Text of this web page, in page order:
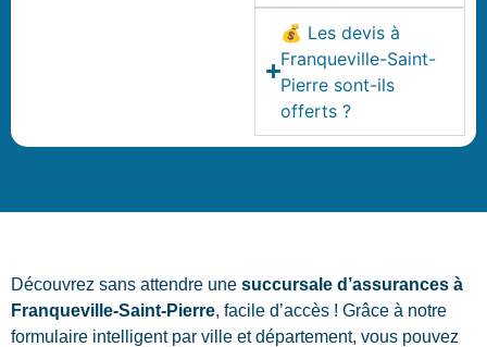
💰 Les devis à
Franqueville-Saint-
Pierre sont-ils
offerts ?
Découvrez sans attendre une succursale d’assurances à
Franqueville-Saint-Pierre, facile d’accès ! Grâce à notre
formulaire intelligent par ville et département, vous pouvez